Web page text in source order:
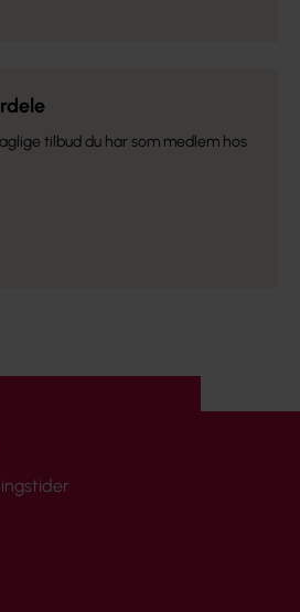
tilbud du har som medlem hos